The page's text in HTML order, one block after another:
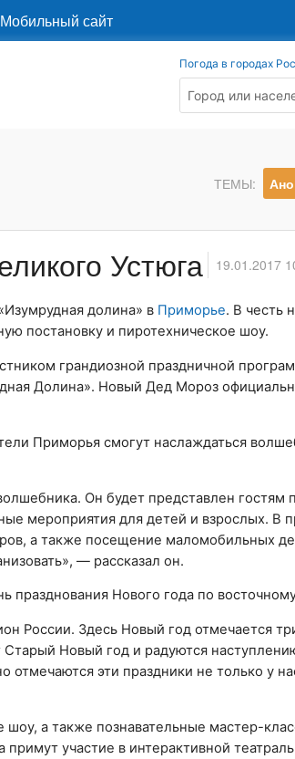
Мобильный сайт
Погода в городах
ТЕМЫ:
Устюга 19.01.2017
долина» в Приморье. В честь
постановку и пиротехническое шоу.
грандиозной праздничной
Долина». Новый Дед Мороз
Приморья смогут наслаждаться
Он будет представлен гостям
мероприятия для детей и взрослых. В
а также посещение маломобильных
— рассказал он.
празднования Нового года по
России. Здесь Новый год отмечается
Новый год и радуются
отмечаются эти праздники не только у
шоу, а также познавательные мастер-
участие в интерактивной